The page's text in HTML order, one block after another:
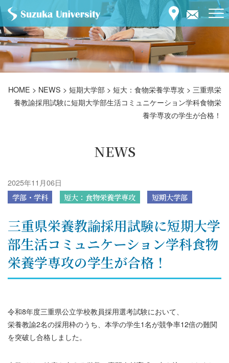
HOME > NEWS > 短期大学部 > 短大：食物栄養学専攻 > 三重県栄
養教諭採用試験に短期大学部生活コミュニケーション学科食物栄
養学専攻の学生が合格！
NEWS
2025年11月06日
学部・学科
短大：食物栄養学専攻 短期大学部
三重県栄養教諭採用試験に短期大学
部生活コミュニケーション学科食物
栄養学専攻の学生が合格！
令和8年度三重県公立学校教員採用選考試験において、
栄養教諭2名の採用枠のうち、本学の学生1名が競争率12倍の難関
を突破し合格しました。